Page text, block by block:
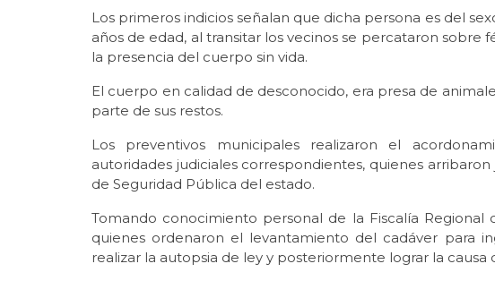
Los primeros indicios señalan que dicha persona es del
años de edad, al transitar los vecinos se percataron sobre
la presencia del cuerpo sin vida.
El cuerpo en calidad de desconocido, era presa de
parte de sus restos.
Los preventivos municipales realizaron el
autoridades judiciales correspondientes, quienes
de Seguridad Pública del estado.
Tomando conocimiento personal de la Fiscalía
quienes ordenaron el levantamiento del cadáver para
realizar la autopsia de ley y posteriormente lograr la